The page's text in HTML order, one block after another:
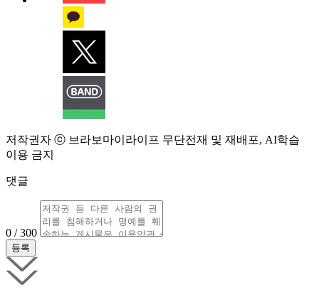
저작권자 ⓒ 브라보마이라이프 무단전재 및 재배포, AI학습
이용 금지
댓글
0 / 300